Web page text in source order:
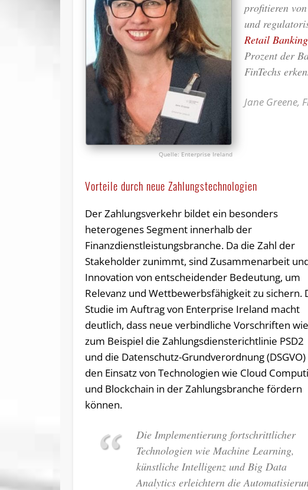
Enterprise Ireland
profitieren
und
Retail
Prozent der
FinTechs
Jane
Vorteile durch neue Zahlungstechnologien
Der Zahlungsverkehr bildet ein besonders
heterogenes Segment innerhalb der
Finanzdienstleistungsbranche. Da die Zahl der
Stakeholder zunimmt, sind Zusammenarbeit
Innovation von entscheidender Bedeutung, um
Relevanz und Wettbewerbsfähigkeit zu sichern.
Studie im Auftrag von Enterprise Ireland macht
deutlich, dass neue verbindliche Vorschriften wie
zum Beispiel die Zahlungsdiensterichtlinie PSD2
und die Datenschutz-Grundverordnung (DSGVO)
den Einsatz von Technologien wie Cloud
und Blockchain in der Zahlungsbranche fördern
können.
Die Implementierung fortschrittlicher
Technologien wie Machine Learning,
künstliche Intelligenz und Big Data
Analytics erleichtern die